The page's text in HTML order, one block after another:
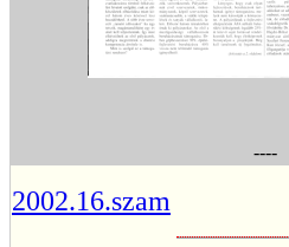
----
2002.16.szam